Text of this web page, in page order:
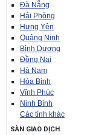
Đà Nẵng
Hải Phòng
Hưng Yên
Quảng Ninh
Bình Dương
Đồng Nai
Hà Nam
Hòa Bình
Vĩnh Phúc
Ninh Bình
Các tỉnh khác
SÀN GIAO DỊCH